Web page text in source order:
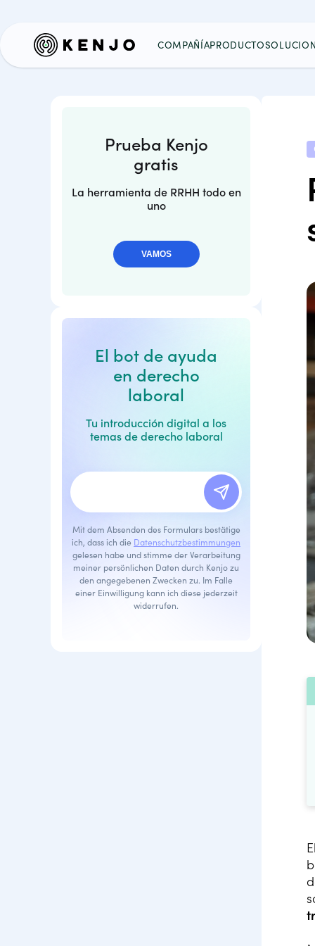
COMPAÑÍAPRODUCTO
Prueba Kenjo
gratis
La herramienta de RRHH todo en
uno
VAMOS
El bot de ayuda
en derecho
laboral
Tu introducción digital a los
temas de derecho laboral
Mit dem Absenden des Formulars bestätige
ich, dass ich die Datenschutzbestimmungen
gelesen habe und stimme der Verarbeitung
meiner persönlichen Daten durch Kenjo zu
den angegebenen Zwecken zu. Im Falle
einer Einwilligung kann ich diese jederzeit
widerrufen.